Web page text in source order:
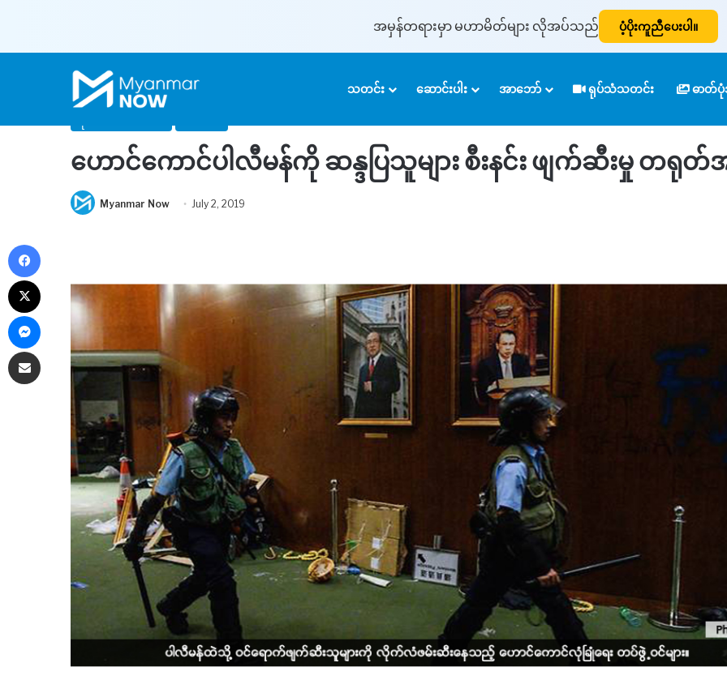
အမှန်တရားမှာ မဟာမိတ်များ လိုအပ်သည် ပံ့ပိုးကူညီပေးပါ။
သတင်း ဆောင်းပါး အာဘော် ရုပ်သံသတင်း ဓာတ်
Home သတင်း /နိုင်ငံတကာသတင်း ဟောင်ကောင်ပါလီမန်ကို ဆန္ဒပြသူများ စီးနင်း ဖျက်ဆီးမှု တရုတ်အစိုးရ ရှုတ်ချ
ဟောင်ကောင်ပါလီမန်ကို ဆန္ဒပြသူများ စီးနင်း ဖျက်ဆီးမှု တရုတ်
Myanmar Now July 2, 2019
Messenger